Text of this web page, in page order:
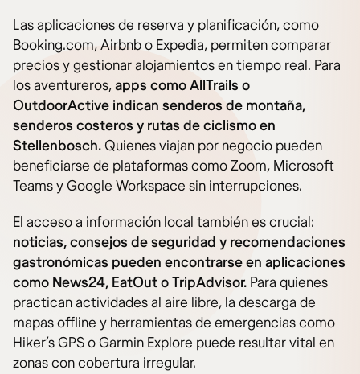
Las aplicaciones de reserva y planificación, como
Booking.com, Airbnb o Expedia, permiten comparar
precios y gestionar alojamientos en tiempo real. Para
los aventureros,apps como AllTrails o
OutdoorActive indican senderos de montaña,
senderos costeros y rutas de ciclismo en
Stellenbosch.Quienes viajan por negocio pueden
beneficiarse de plataformas como Zoom, Microsoft
Teams y Google Workspace sin interrupciones.
El acceso a información local también es crucial:
noticias, consejos de seguridad y recomendaciones
gastronómicas pueden encontrarse en aplicaciones
como News24, EatOut o TripAdvisor. Para quienes
practican actividades al aire libre, la descarga de
mapas offline y herramientas de emergencias como
Hiker’s GPS o Garmin Explore puede resultar vital en
zonas con cobertura irregular.